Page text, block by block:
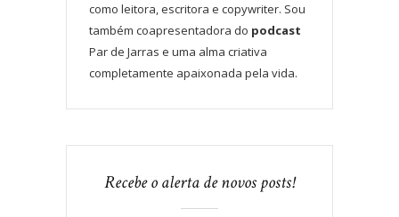
como leitora, escritora e copywriter. Sou
também coapresentadora do podcast
Par de Jarras e uma alma criativa
completamente apaixonada pela vida.
Recebe o alerta de novos posts!